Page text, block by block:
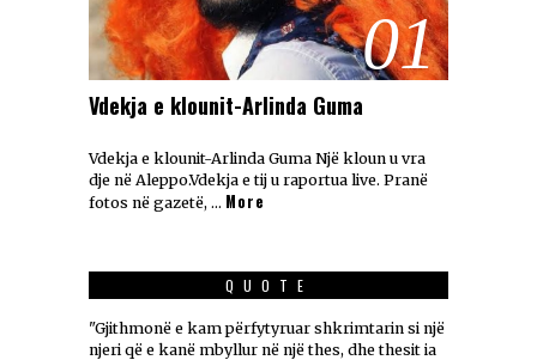
01
Vdekja e klounit-Arlinda Guma
Vdekja e klounit-Arlinda Guma Një kloun u vra
dje në Aleppo.Vdekja e tij u raportua live. Pranë
fotos në gazetë, … More
QUOTE
"Gjithmonë e kam përfytyruar shkrimtarin si një
njeri që e kanë mbyllur në një thes, dhe thesit ia